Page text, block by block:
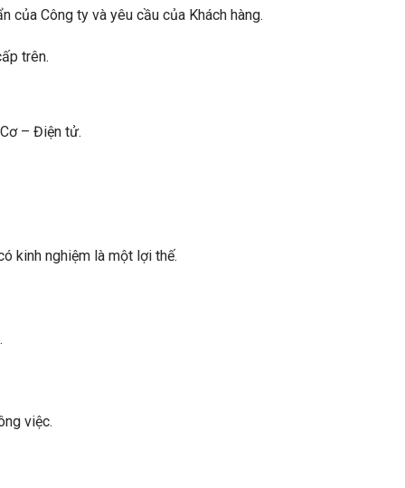
của Công ty và yêu cầu của Khách hàng.
trên.
– Điện tử.
kinh nghiệm là một lợi thế.
việc.